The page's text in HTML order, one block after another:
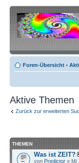
Foren-Übersicht •
Aktive Themen
Zurück zur erweiterten
THEMEN
Was ist ZEIT?
von Predictor » Mi